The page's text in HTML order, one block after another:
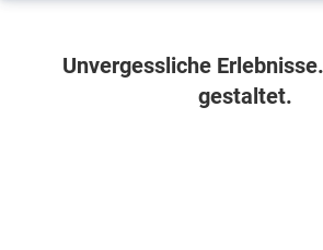
Unvergessliche
gestaltet.